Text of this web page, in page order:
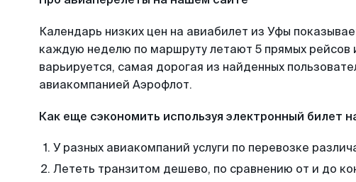
Календарь низких цен на авиабилет из Уфы
каждую неделю по маршруту летают 5 прямых рейсов
варьируется, самая дорогая из найденных
авиакомпанией Аэрофлот.
Как еще сэкономить используя электронный билет
У разных авиакомпаний услуги по перевозке
Лететь транзитом дешево, по сравнению от и до